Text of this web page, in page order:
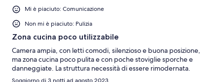
Mi è piaciuto: Comunicazione
Non mi è piaciuto: Pulizia
Zona cucina poco utilizzabile
Camera ampia, con letti comodi, silenzioso e buona posizione,
ma zona cucina poco pulita e con poche stoviglie sporche e
danneggiate. La struttura necessità di essere rimodernata.
Soggiorno di 3 notti ad agosto 2023